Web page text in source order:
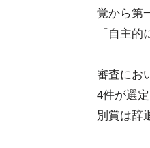
覚から第
「自主
審査にお
4件が選
別賞は辞